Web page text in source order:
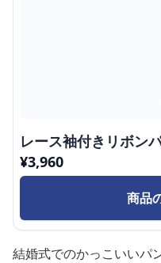
レース袖付きリボン
¥3,960
商品
結婚式でのかっこいいパ